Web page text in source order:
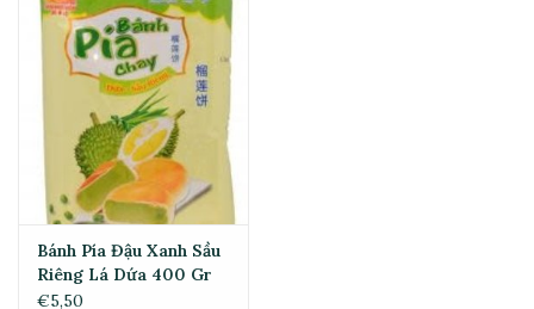
Bánh Pía Đậu Xanh Sầu
Riêng Lá Dứa 400 Gr
€5,50